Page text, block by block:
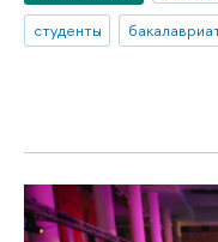
студенты